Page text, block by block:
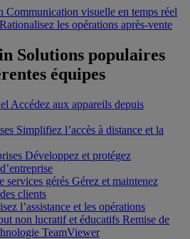
Communication visuelle en temps réel
Rationalisez les opérations après-vente
Solutions populaires
équipes
Accédez aux appareils depuis
Simplifiez l’accès à distance et la
Développez et protégez
services gérés Gérez et maintenez
clients
l’assistance et les opérations
non lucratif et éducatifs Remise de
TeamViewer